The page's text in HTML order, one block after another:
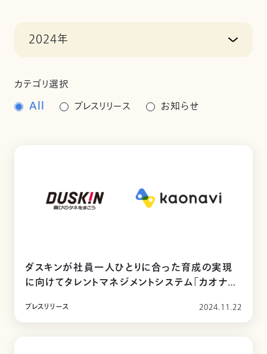
2024年
カテゴリ選択
All プレスリリース お知らせ
ダスキンが社員一人ひとりに合った育成の実現
に向けてタレントマネジメントシステム「カオナビ」
プレスリリース 2024.11.22